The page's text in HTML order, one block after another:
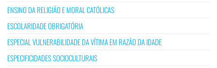
ENSINO DA RELIGIÃO E MORAL CATÓLICAS
ESCOLARIDADE OBRIGATÓRIA
ESPECIAL VULNERABILIDADE DA VÍTIMA EM RAZÃO DA IDADE
ESPECIFICIDADES SOCIOCULTURAIS